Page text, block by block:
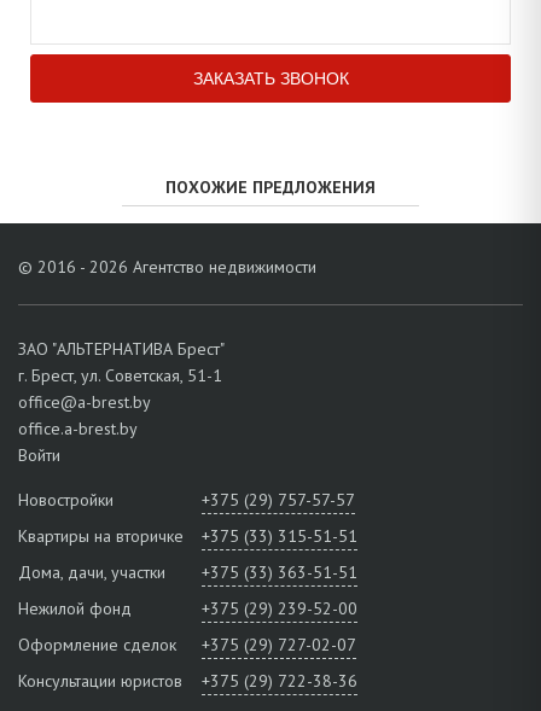
ПОХОЖИЕ ПРЕДЛОЖЕНИЯ
© 2016 - 2026 Агентство недвижимости
ЗАО "АЛЬТЕРНАТИВА Брест"
г. Брест, ул. Советская, 51-1
office@a-brest.by
office.a-brest.by
Войти
Новостройки
+375 (29) 757-57-57
Квартиры на вторичке
+375 (33) 315-51-51
Дома, дачи, участки
+375 (33) 363-51-51
Нежилой фонд
+375 (29) 239-52-00
Оформление сделок
+375 (29) 727-02-07
Консультации юристов
+375 (29) 722-38-36